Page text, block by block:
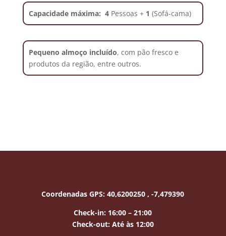
Capacidade máxima: 4Pessoas + 1 (Sofá-cama)
Pequeno almoço incluído, com pão fresco e
produtos da região, entre outros.
Coordenadas GPS: 40,6200250 , -7,479390
Check-in: 16:00 – 21:00
Check-out: Até às 12:00